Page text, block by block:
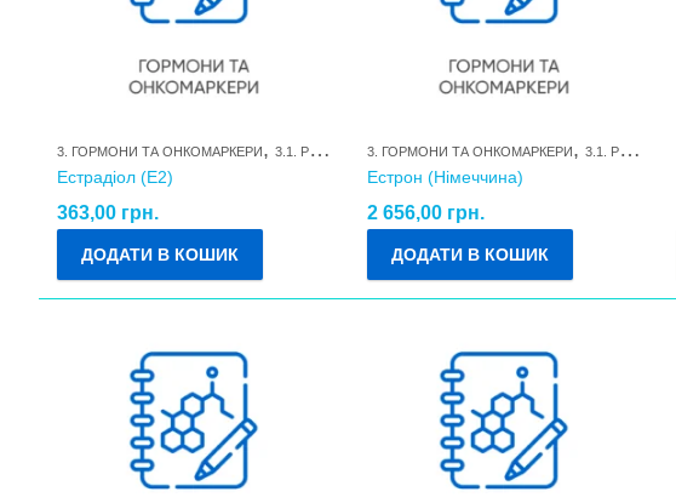
3. ГОРМОНИ ТА ОНКОМАРКЕРИ, 3.1. РЕПРОДУКТИВНІ ГОРМОНИ ТА ЇХ МЕТАБОЛІТИ
Естрадіол (Е2)
363,00 грн.
ДОДАТИ В КОШИК
3. ГОРМОНИ ТА ОНКОМАРКЕРИ, 3.1. РЕПРОДУКТИВНІ ГОРМОНИ ТА ЇХ МЕТАБОЛІТИ
Естрон (Німеччина)
2 656,00 грн.
ДОДАТИ В КОШИК